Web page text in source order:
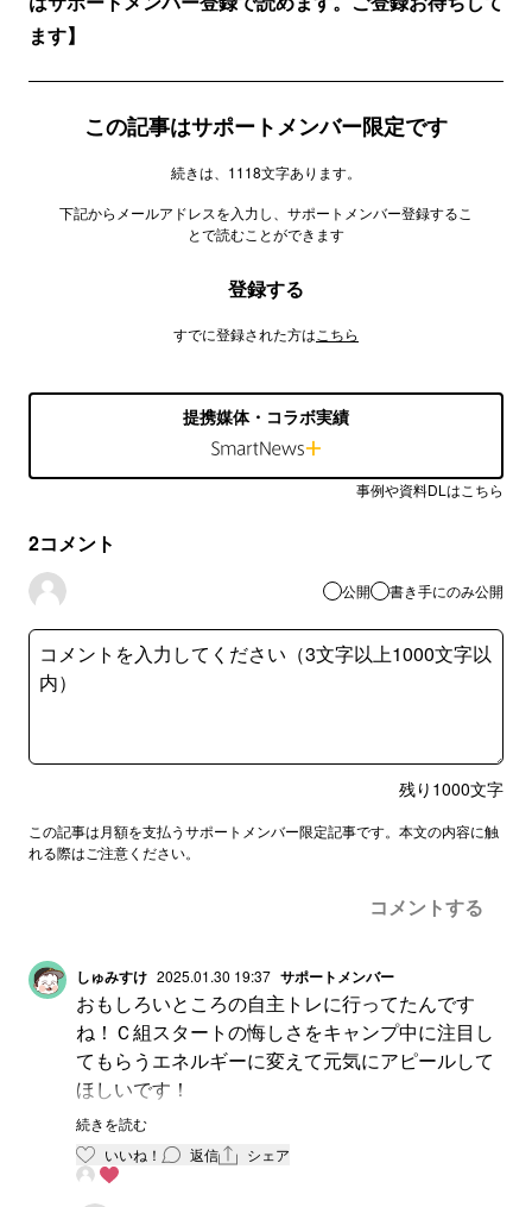
ます】
この記事はサポートメンバー限定です
続きは、1118文字あります。
下記からメールアドレスを入力し、サポートメンバー登録するこ
とで読むことができます
登録する
すでに登録された方は こちら
提携媒体・コラボ実績
事例や資料DLはこちら
2コメント
公開 書き手にのみ公開
残り 1000文字
この記事は月額を支払うサポートメンバー限定記事です。本文の内容に触
れる際はご注意ください。
コメントする
しゅみすけ 2025.01.30 19:37 サポートメンバー
おもしろいところの自主トレに行ってたんです
ね！Ｃ組スタートの悔しさをキャンプ中に注目し
てもらうエネルギーに変えて元気にアピールして
ほしいです！
今年のホークスの捕手はいろんなチャンスが1番
ある年だと思います！頑張ってほしい！
続きを読む
いいね！
返信 シェア